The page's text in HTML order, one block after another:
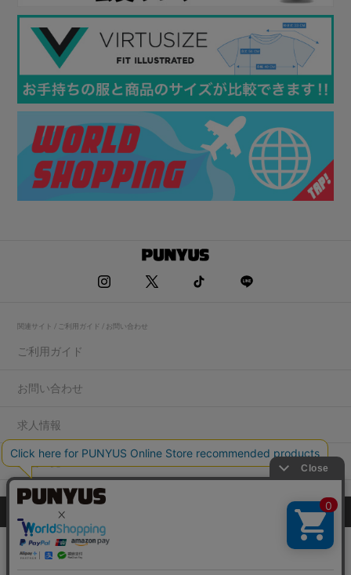
関連サイト / ご利用ガイド / お問い合わせ
ご利用ガイド
お問い合わせ
求人情報
店舗一覧
プライバシーポリシー